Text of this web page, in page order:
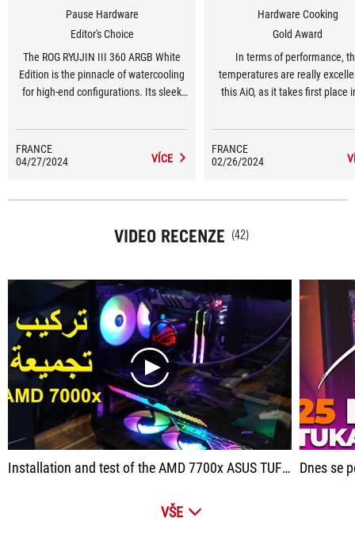
Pause Hardware
Editor's Choice
The ROG RYUJIN III 360 ARGB White
Edition is the pinnacle of watercooling
for high-end configurations. Its sleek
customisable 3.5-inch LCD screen,
bringing a unique, futuristic touch to
the heart of the PC. The addressable
visual effect.
FRANCE
04/27/2024
VÍCE
Hardware Cooking
Gold Award
In terms of performance,
temperatures are really
this AiO, as it takes first place
that our benchmark is based
minute prime95, a stress test
hard on the processor…
FRANCE
02/26/2024
VIDEO RECENZE (42)
play
Installation and test of the AMD 7700x ASUS TUF GAMING GT502 Games Dnes se podíváme do útrob
VŠE